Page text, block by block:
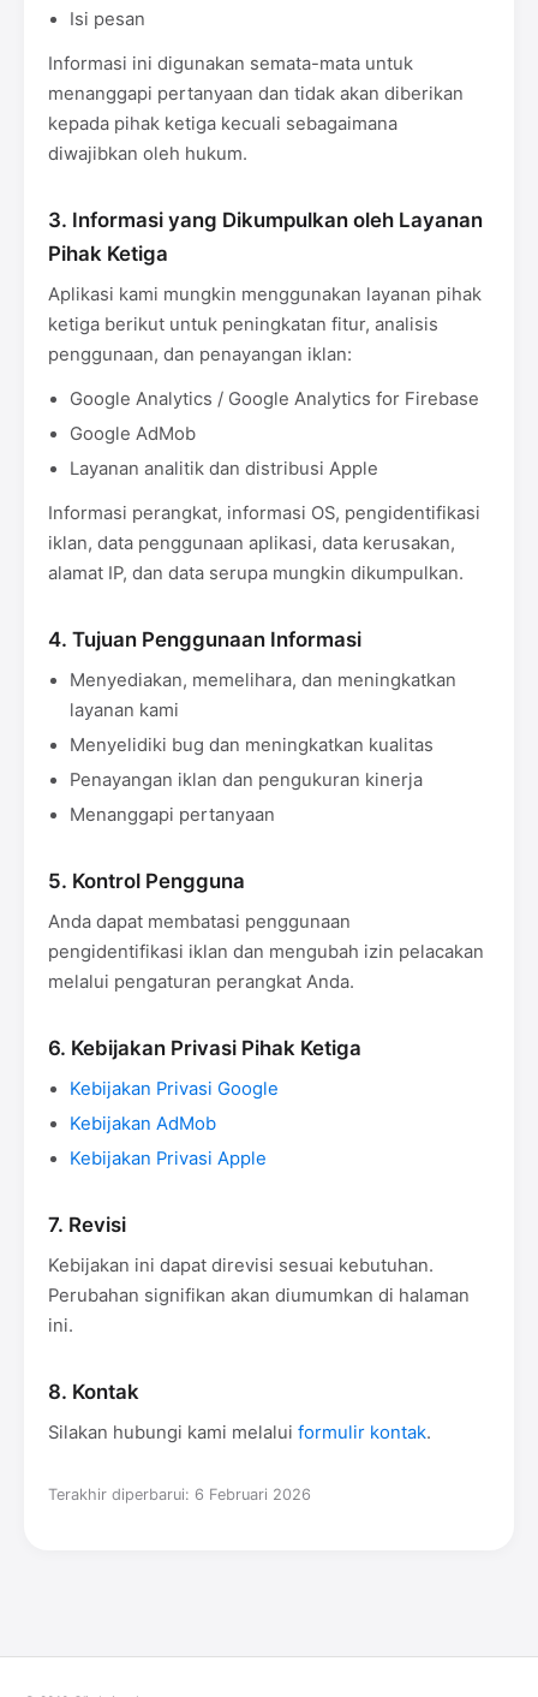
Isi pesan
Informasi ini digunakan semata-mata untuk
menanggapi pertanyaan dan tidak akan diberikan
kepada pihak ketiga kecuali sebagaimana
diwajibkan oleh hukum.
3. Informasi yang Dikumpulkan oleh Layanan
Pihak Ketiga
Aplikasi kami mungkin menggunakan layanan pihak
ketiga berikut untuk peningkatan fitur, analisis
penggunaan, dan penayangan iklan:
Google Analytics / Google Analytics for Firebase
Google AdMob
Layanan analitik dan distribusi Apple
Informasi perangkat, informasi OS, pengidentifikasi
iklan, data penggunaan aplikasi, data kerusakan,
alamat IP, dan data serupa mungkin dikumpulkan.
4. Tujuan Penggunaan Informasi
Menyediakan, memelihara, dan meningkatkan
layanan kami
Menyelidiki bug dan meningkatkan kualitas
Penayangan iklan dan pengukuran kinerja
Menanggapi pertanyaan
5. Kontrol Pengguna
Anda dapat membatasi penggunaan
pengidentifikasi iklan dan mengubah izin pelacakan
melalui pengaturan perangkat Anda.
6. Kebijakan Privasi Pihak Ketiga
Kebijakan Privasi Google
Kebijakan AdMob
Kebijakan Privasi Apple
7. Revisi
Kebijakan ini dapat direvisi sesuai kebutuhan.
Perubahan signifikan akan diumumkan di halaman
ini.
8. Kontak
Silakan hubungi kami melalui formulir kontak.
Terakhir diperbarui: 6 Februari 2026